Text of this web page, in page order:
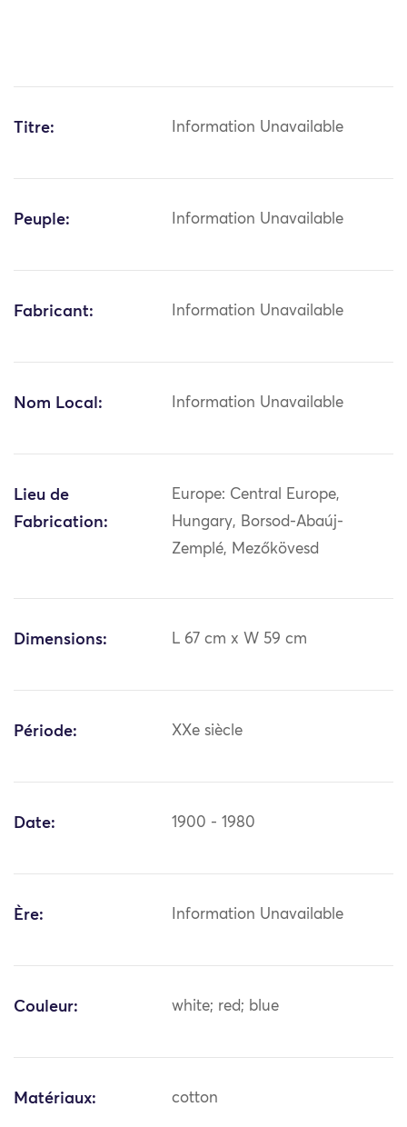
Titre: Information Unavailable
Peuple: Information Unavailable
Fabricant: Information Unavailable
Nom Local: Information Unavailable
Lieu de
Fabrication:
Europe: Central Europe,
Hungary, Borsod-Abaúj-
Zemplé, Mezőkövesd
Dimensions: L 67 cm x W 59 cm
Période: XXe siècle
Date: 1900 - 1980
Ère: Information Unavailable
Couleur: white; red; blue
Matériaux: cotton